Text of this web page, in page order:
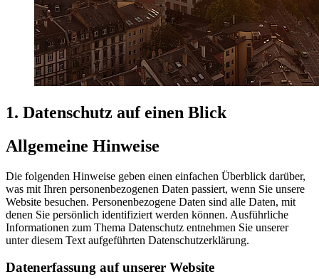
1. Datenschutz auf einen Blick
Allgemeine Hinweise
Die folgenden Hinweise geben einen einfachen Überblick darüber,
was mit Ihren personenbezogenen Daten passiert, wenn Sie unsere
Website besuchen. Personenbezogene Daten sind alle Daten, mit
denen Sie persönlich identifiziert werden können. Ausführliche
Informationen zum Thema Datenschutz entnehmen Sie unserer
unter diesem Text aufgeführten Datenschutzerklärung.
Datenerfassung auf unserer Website